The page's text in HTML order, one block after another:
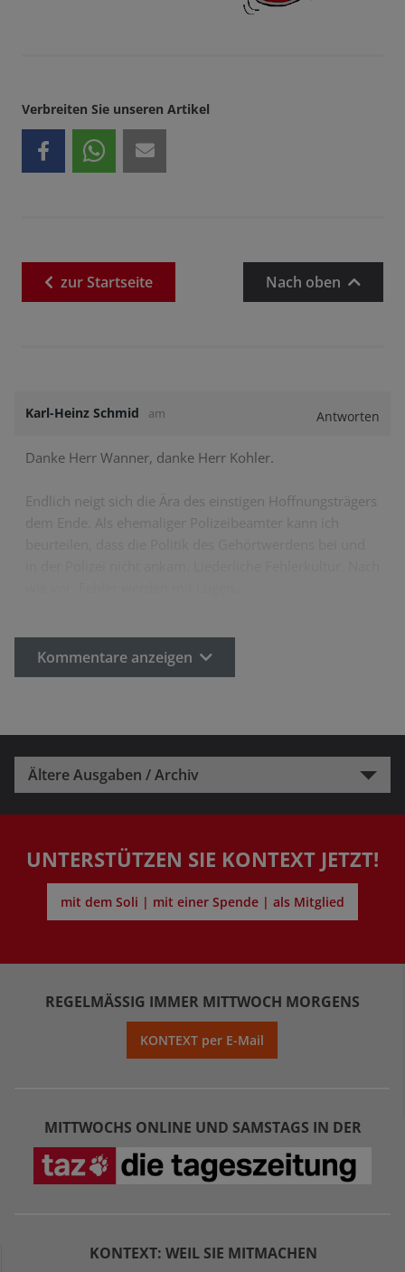
Verbreiten Sie unseren Artikel
zurStartseite Nach oben
Karl-Heinz Schmid am Antworten
Danke Herr Wanner, danke Herr Kohler.
Endlich neigt sich die Ära des einstigen Hoffnungsträgers
Kommentare anzeigen
Ältere Ausgaben / Archiv
UNTERSTÜTZEN SIE KONTEXT JETZT!
mit dem Soli | mit einer Spende | als Mitglied
REGELMÄSSIG IMMER MITTWOCH MORGENS
KONTEXT per E-Mail
MITTWOCHS ONLINE UND SAMSTAGS IN DER
KONTEXT: WEIL SIE MITMACHEN